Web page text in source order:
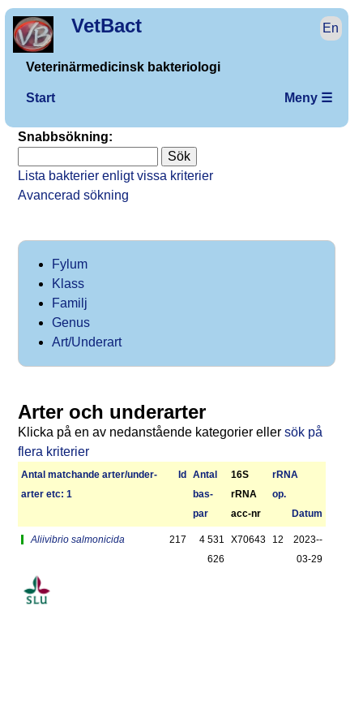
VetBact En
Veterinärmedicinsk bakteriologi
Start Meny ☰
Snabbsökning:
Lista bakterier enligt vissa kriterier
Avancerad sökning
Fylum
Klass
Familj
Genus
Art/Underart
Arter och underarter
Klicka på en av nedanstående kategorier eller sök på
flera kriterier
Antal matchan­de arter/­under­
arter etc: 1
Id
Antal
bas­
par
16S
rRNA
acc-nr
r­RNA
op.
Datum
Aliivibrio salmonicida 217
4 531
626
X70643 12
2023-­
03-29